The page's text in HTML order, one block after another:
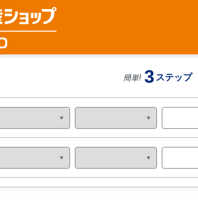
簡単! 3 ステップ